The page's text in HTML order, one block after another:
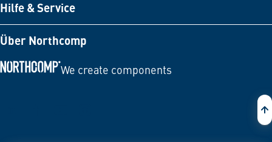
Hilfe & Service
Über Northcomp
We create components